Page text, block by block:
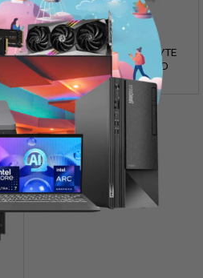
CARD MÀN HÌNH GIGABYTE
N3060GAMING OC-8GD
Liên hệ